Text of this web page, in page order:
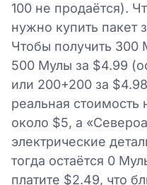
100 не продаётся).
нужно купить пакет
Чтобы получить 300
500 Мулы за $4.99
или 200+200 за
реальная
около $5, а
электрические
тогда остаётся 0
платите $2.49, что